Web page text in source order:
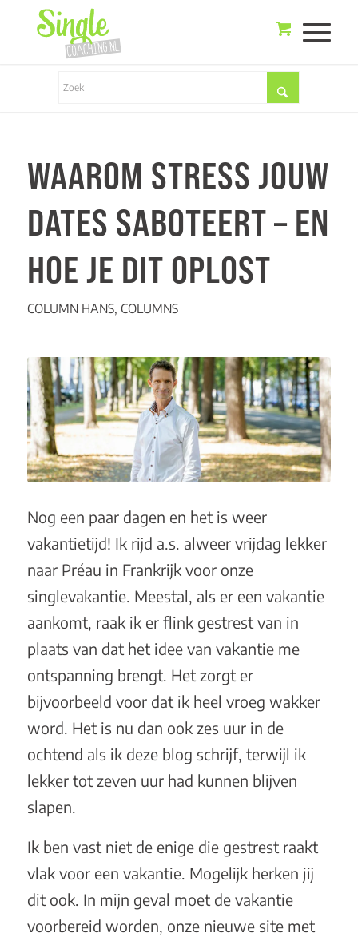
WAAROM STRESS JOUW
DATES SABOTEERT – EN
HOE JE DIT OPLOST
COLUMN HANS, COLUMNS
Nog een paar dagen en het is weer
vakantietijd! Ik rijd a.s. alweer vrijdag lekker
naar Préau in Frankrijk voor onze
singlevakantie. Meestal, als er een vakantie
aankomt, raak ik er flink gestrest van in
plaats van dat het idee van vakantie me
ontspanning brengt. Het zorgt er
bijvoorbeeld voor dat ik heel vroeg wakker
word. Het is nu dan ook zes uur in de
ochtend als ik deze blog schrijf, terwijl ik
lekker tot zeven uur had kunnen blijven
slapen.
Ik ben vast niet de enige die gestrest raakt
vlak voor een vakantie. Mogelijk herken jij
dit ook. In mijn geval moet de vakantie
voorbereid worden, onze nieuwe site met